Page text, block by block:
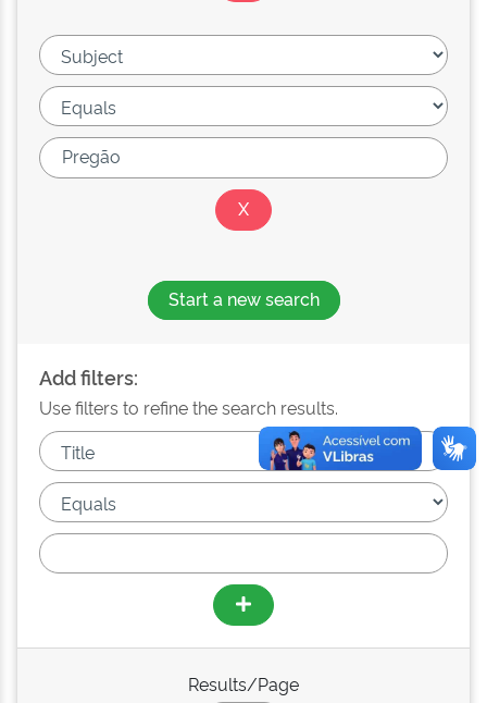
Start a new search
Add filters:
Use filters to refine the search results.
Results/Page